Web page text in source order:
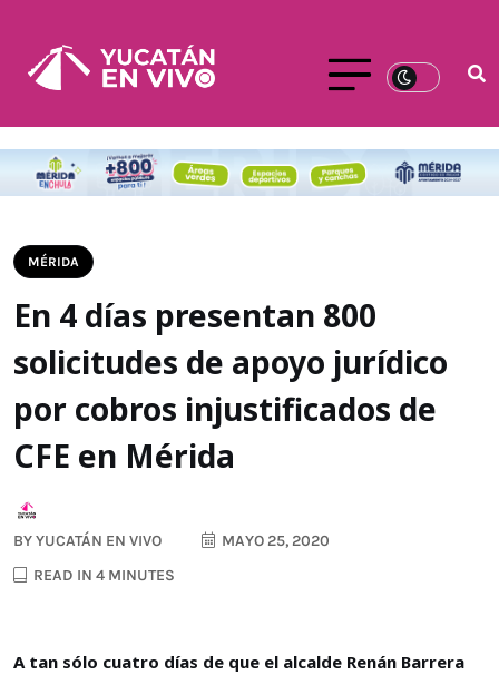
MÉRIDA
En 4 días presentan 800
solicitudes de apoyo jurídico
por cobros injustificados de
CFE en Mérida
BYYUCATÁN EN VIVO
MAYO 25, 2020
READ IN 4 MINUTES
A tan sólo cuatro días de que el alcalde Renán Barrera